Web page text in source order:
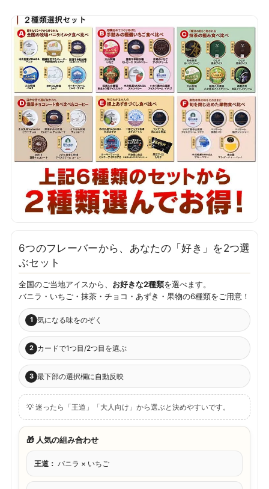
6つのフレーバーから、あなたの「好き」を2つ選
ぶセット
全国のご当地アイスから、 お好きな2種類を選べます。
バニラ・いちご・抹茶・チョコ・あずき・果物の6種類をご用意！
1 気になる味をのぞく
2 カードで1つ目/2つ目を選ぶ
3 最下部の選択欄に自動反映
💡 迷ったら「王道」「大人向け」から選ぶと決めやすいです。
🎁 人気の組み合わせ
王道： バニラ × いちご